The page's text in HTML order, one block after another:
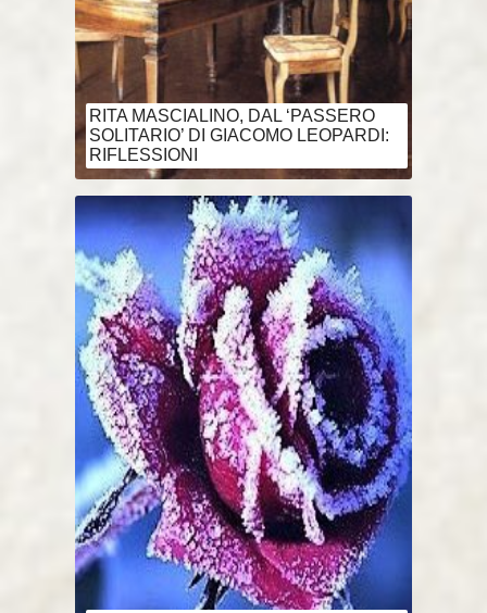
RITA MASCIALINO, DAL ‘PASSERO
SOLITARIO’ DI GIACOMO LEOPARDI:
RIFLESSIONI